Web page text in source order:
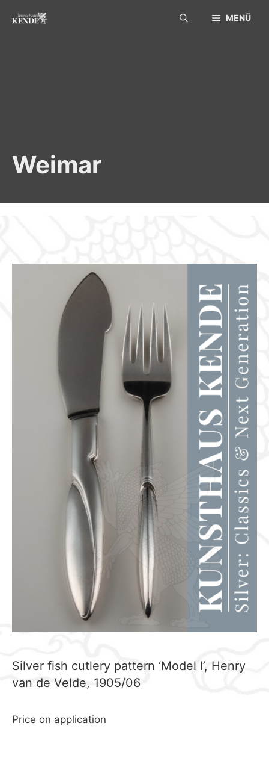
MENÜ
Weimar
Silver fish cutlery pattern ‘Model I’, Henry
van de Velde, 1905/06
Price on application